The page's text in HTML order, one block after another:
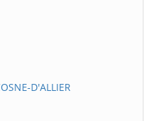
D'ALLIER